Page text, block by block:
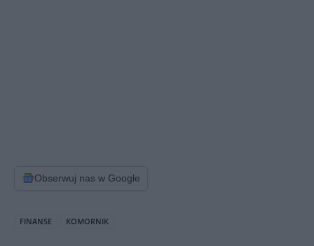
Obserwuj nas w Google
FINANSE KOMORNIK